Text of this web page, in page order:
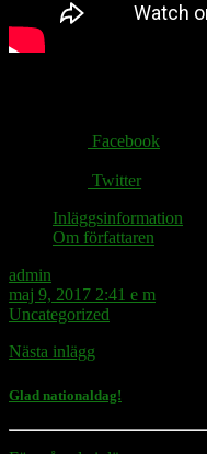
Facebook
Twitter
Inläggsinformation
Om författaren
admin
maj 9, 2017 2:41 e m
Uncategorized
Nästa inlägg
Glad nationaldag!